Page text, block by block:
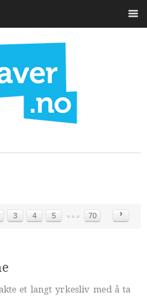
3 4 5 70 ›
et langt yrkesliv med å ta